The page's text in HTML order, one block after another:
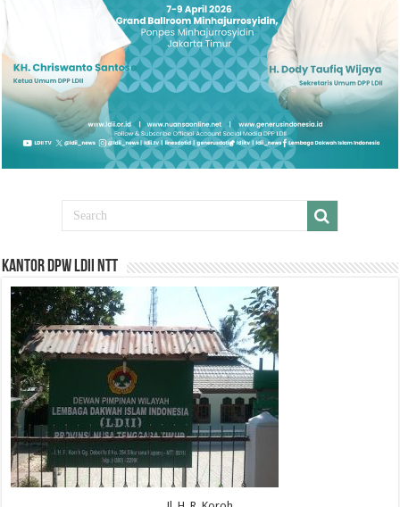
Kantor DPW LDII NTT